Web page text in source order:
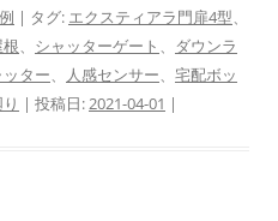
| タグ: エクスティアラ門扉4型、
、 シャッターゲート 、 ダウンラ
ター、 人感センサー、 宅配ボッ
| 投稿日:2021-04-01 |